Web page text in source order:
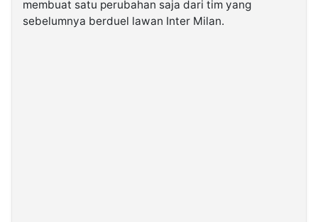
membuat satu perubahan saja dari tim yang
sebelumnya berduel lawan Inter Milan.